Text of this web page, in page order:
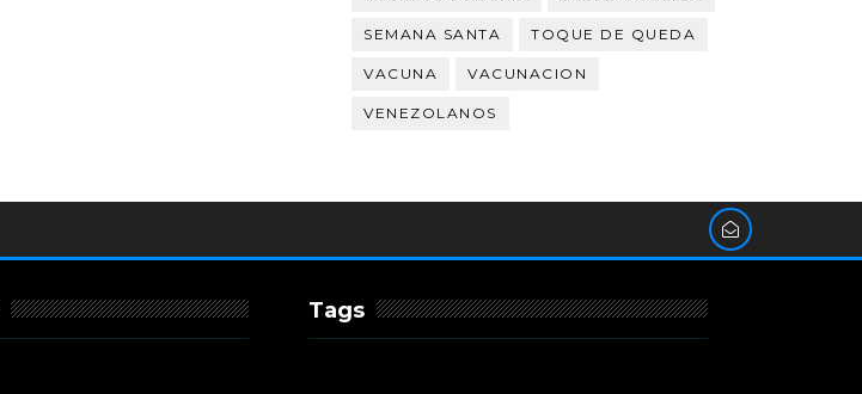
SEMANA SANTA TOQUE DE QUEDA
VACUNA VACUNACION
VENEZOLANOS
Tags